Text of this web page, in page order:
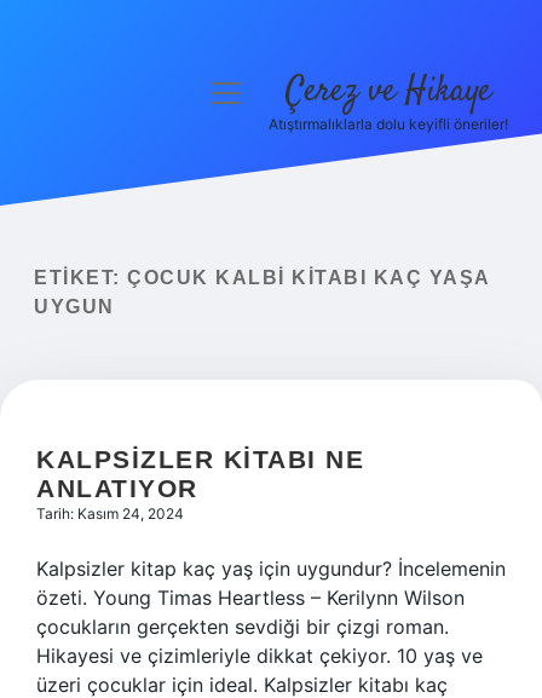
Yasal Uyarı
menüyü Çerez ve Hikaye
Atıştırmalıklarla dolu keyifli öneriler!
ETIKET: ÇOCUK KALBI KITABI KAÇ YAŞA
UYGUN
KALPSIZLER KITABI NE
ANLATIYOR
Tarih: Kasım 24, 2024
Kalpsizler kitap kaç yaş için uygundur? İncelemenin
özeti. Young Timas Heartless – Kerilynn Wilson
çocukların gerçekten sevdiği bir çizgi roman.
Hikayesi ve çizimleriyle dikkat çekiyor. 10 yaş ve
üzeri çocuklar için ideal. Kalpsizler kitabı kaç